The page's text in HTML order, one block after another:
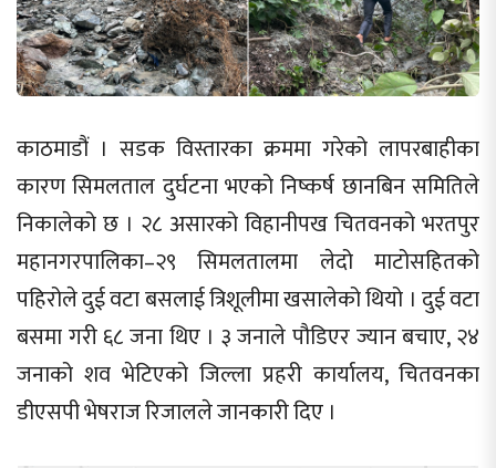
काठमाडौं । सडक विस्तारका क्रममा गरेको लापरबाहीका
कारण सिमलताल दुर्घटना भएको निष्कर्ष छानबिन समितिले
निकालेको छ । २८ असारको विहानीपख चितवनको भरतपुर
महानगरपालिका–२९ सिमलतालमा लेदो माटोसहितको
पहिरोले दुई वटा बसलाई त्रिशूलीमा खसालेको थियो । दुई वटा
बसमा गरी ६८ जना थिए । ३ जनाले पौडिएर ज्यान बचाए, २४
जनाको शव भेटिएको जिल्ला प्रहरी कार्यालय, चितवनका
डीएसपी भेषराज रिजालले जानकारी दिए ।